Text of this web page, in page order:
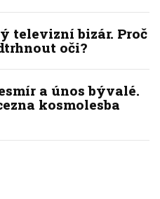
televizní bizár. Proč
oči?
a únos bývalé.
kosmolesba